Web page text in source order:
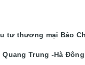
tư thương mại Bảo
Quang Trung -Hà Đông